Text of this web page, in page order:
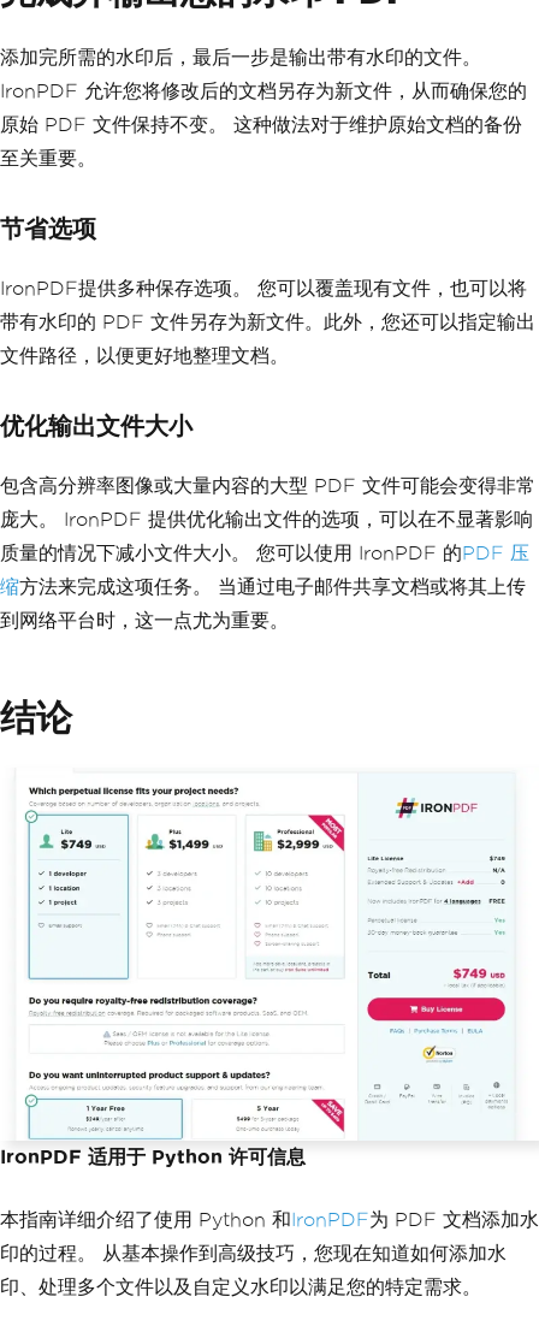
r,
# Save the watermarked PDF in
        pdf
.SaveAs(os.path.join(folder
_path, "Watermarked_" + file_name))
添加完所需的水印后，最后一步是输出带有水印的文件。
IronPDF 允许您将修改后的文档另存为新文件，从而确保您的
原始 PDF 文件保持不变。 这种做法对于维护原始文档的备份
至关重要。
节省选项
IronPDF提供多种保存选项。 您可以覆盖现有文件，也可以将
带有水印的 PDF 文件另存为新文件。此外，您还可以指定输出
文件路径，以便更好地整理文档。
优化输出文件大小
包含高分辨率图像或大量内容的大型 PDF 文件可能会变得非常
庞大。 IronPDF 提供优化输出文件的选项，可以在不显著影响
质量的情况下减小文件大小。 您可以使用 IronPDF 的PDF 压
缩方法来完成这项任务。 当通过电子邮件共享文档或将其上传
到网络平台时，这一点尤为重要。
结论
IronPDF 适用于 Python 许可信息
本指南详细介绍了使用 Python 和IronPDF为 PDF 文档添加水
印的过程。 从基本操作到高级技巧，您现在知道如何添加水
印、处理多个文件以及自定义水印以满足您的特定需求。